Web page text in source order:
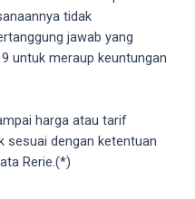
tidak
jawab yang
untuk meraup keuntungan
harga atau tarif
sesuai dengan ketentuan
Rerie.(*)